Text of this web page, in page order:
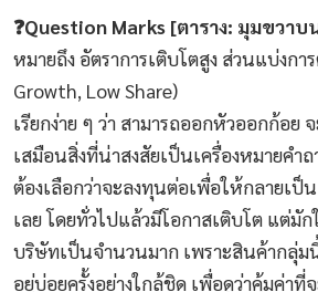
❓Question Marks [ตาราง: มุมขวาบ
หมายถึง อัตราการเติบโตสูง ส่วนแบ่งกา
Growth, Low Share)
เรียกง่าย ๆ ว่า สามารถออกหัวออกก้อย
เสมือนสิ่งที่น่าสงสัยเป็นเครื่องหมายคำ
ต้องเลือกว่าจะลงทุนต่อเพื่อให้กลายเป็
เลย โดยทั่วไปแล้วมีโอกาสเติบโต แต่มั
บริษัทเป็นจำนวนมาก เพราะสินค้ากลุ่ม
อยู่บ่อยครั้งอย่างใกล้ชิด เพื่อดูว่าคุ้มค่าที่